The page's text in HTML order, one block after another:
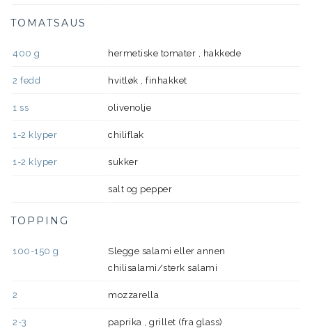
TOMATSAUS
400 g hermetiske tomater , hakkede
2 fedd hvitløk , finhakket
1 ss olivenolje
1-2 klyper chiliflak
1-2 klyper sukker
salt og pepper
TOPPING
100-150 g
Slegge salami eller annen
chilisalami/sterk salami
2 mozzarella
2-3 paprika , grillet (fra glass)